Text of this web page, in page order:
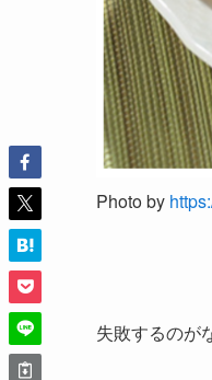
Photo by
失敗するのが